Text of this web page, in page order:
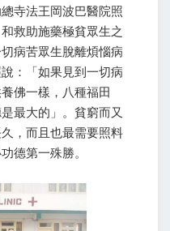
寺法王岡波巴醫院照
救助施藥極貧眾生之
病苦眾生脫離煩惱病
：「如果見到一切病
佛一樣，八種福田
最大的」。貧窮而又
，而且也最需要照料
德第一殊勝。